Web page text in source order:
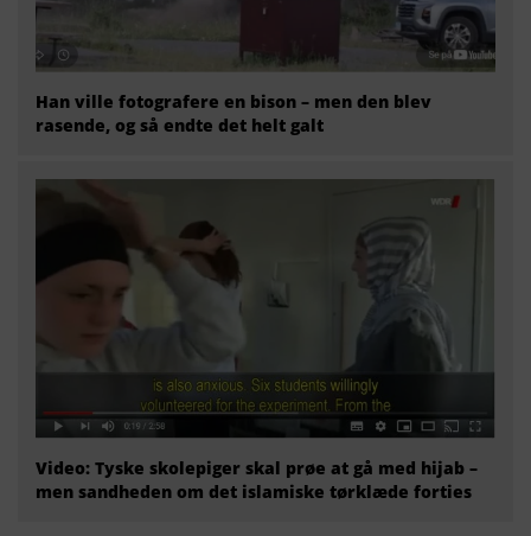
Han ville fotografere en bison – men den blev
rasende, og så endte det helt galt
Video: Tyske skolepiger skal prøe at gå med hijab –
men sandheden om det islamiske tørklæde forties